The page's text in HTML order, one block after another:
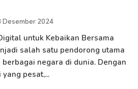
Desember 2024
untuk Kebaikan Bersama
salah satu pendorong utama
negara di dunia. Dengan
pesat,...